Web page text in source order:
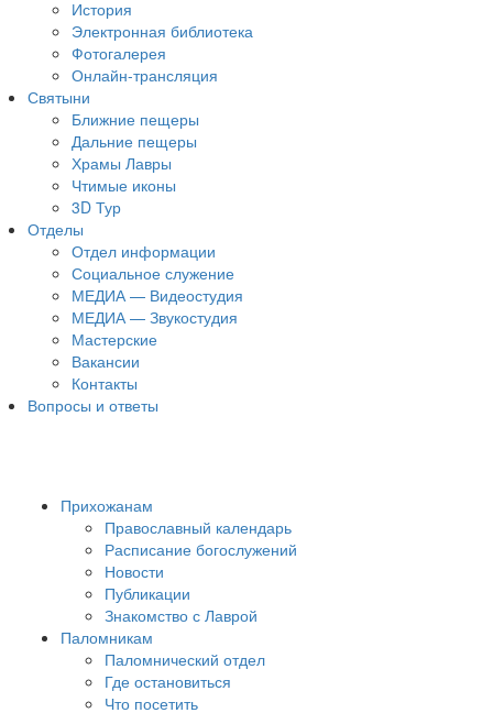
История
Электронная библиотека
Фотогалерея
Онлайн-трансляция
Святыни
Ближние пещеры
Дальние пещеры
Храмы Лавры
Чтимые иконы
3D Тур
Отделы
Отдел информации
Социальное служение
МЕДИА — Видеостудия
МЕДИА — Звукостудия
Мастерские
Вакансии
Контакты
Вопросы и ответы
Прихожанам
Православный календарь
Расписание богослужений
Новости
Публикации
Знакомство с Лаврой
Паломникам
Паломнический отдел
Где остановиться
Что посетить